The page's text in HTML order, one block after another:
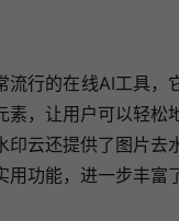
流行的在线AI工具，
素，让用户可以轻松
印云还提供了图片去
用功能，进一步丰富